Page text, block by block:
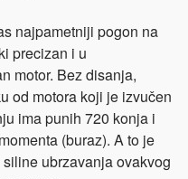
najpametniji pogon na
precizan i u
motor. Bez disanja,
od motora koji je izvučen
ima punih 720 konja i
(buraz). A to je
ubrzavanja ovakvog